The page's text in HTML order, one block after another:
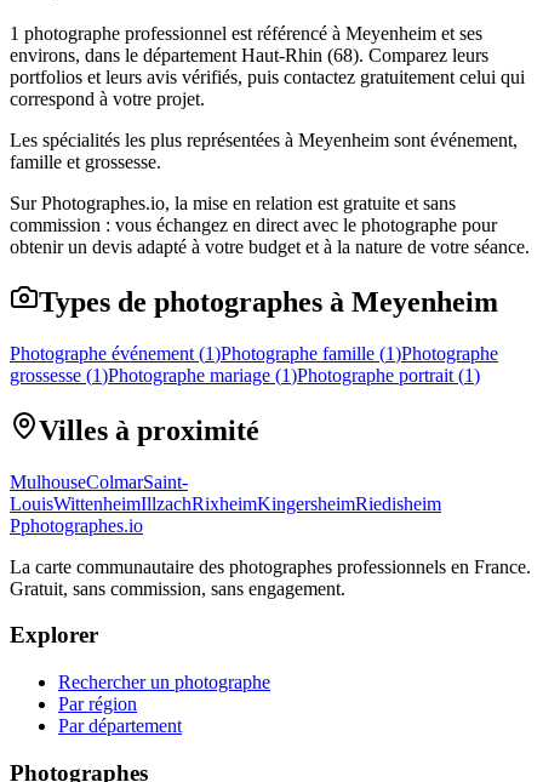
1 photographe professionnel est référencé à Meyenheim et ses
environs, dans le département Haut-Rhin (68). Comparez leurs
portfolios et leurs avis vérifiés, puis contactez gratuitement celui qui
correspond à votre projet.
Les spécialités les plus représentées à Meyenheim sont événement,
famille et grossesse.
Sur Photographes.io, la mise en relation est gratuite et sans
commission : vous échangez en direct avec le photographe pour
obtenir un devis adapté à votre budget et à la nature de votre séance.
Types de photographes à Meyenheim
Photographe événement (1)Photographe famille (1)Photographe
grossesse (1)Photographe mariage (1)Photographe portrait (1)
Villes à proximité
MulhouseColmarSaint-
LouisWittenheimIllzachRixheimKingersheimRiedisheim
Pphotographes.io
La carte communautaire des photographes professionnels en France.
Gratuit, sans commission, sans engagement.
Explorer
Rechercher un photographe
Par région
Par département
Photographes